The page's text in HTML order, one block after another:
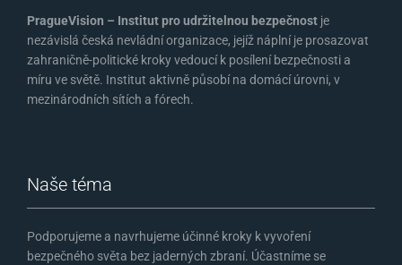
PragueVision – Institut pro udržitelnou bezpečnost je
nezávislá česká nevládní organizace, jejíž náplní je prosazovat
zahraničně-politické kroky vedoucí k posílení bezpečnosti a
míru ve světě. Institut aktivně působí na domácí úrovni, v
mezinárodních sítích a fórech.
Naše téma
Podporujeme a navrhujeme účinné kroky k vyvoření
bezpečného světa bez jaderných zbraní. Účastníme se